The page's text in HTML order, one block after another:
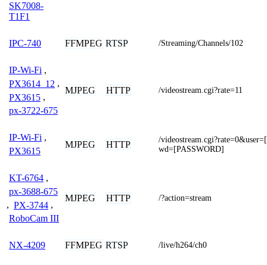
SK7008-
T1F1
IPC-740 FFMPEG RTSP /Streaming/Channels/102
IP-Wi-Fi ,
PX3614_12 ,
PX3615 ,
px-3722-675
MJPEG HTTP /videostream.cgi?rate=11
IP-Wi-Fi ,
PX3615
MJPEG HTTP
/
wd=[PASSWORD]
KT-6764 ,
px-3688-675
, PX-3744 ,
RoboCam III
MJPEG HTTP /?action=stream
NX-4209 FFMPEG RTSP /live/h264/ch0